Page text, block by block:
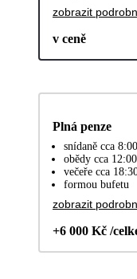
zobrazit
v ceně
Plná penze
snídaně cca
obědy cca
večeře cca
formou bufetu
zobrazit
+6 000 Kč /